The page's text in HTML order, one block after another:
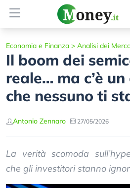
Economia e Finanza > Analisi dei
Il boom dei
reale… ma c’è
che nessuno ti
Antonio Zennaro 27/05/2026
La verità scomoda
che gli investitori stanno